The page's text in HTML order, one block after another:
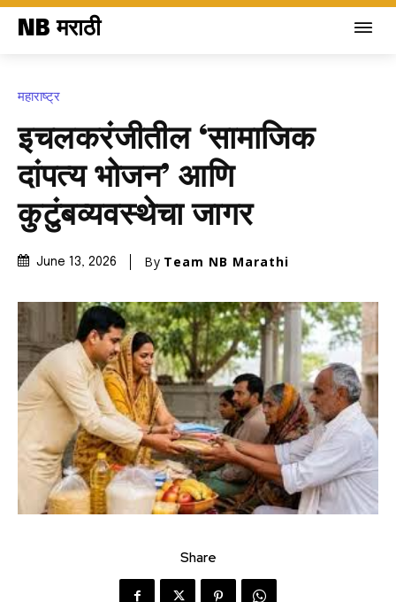
NB मराठी
महाराष्ट्र
इचलकरंजीतील ‘सामाजिक
दांपत्य भोजन’ आणि
कुटुंबव्यवस्थेचा जागर
June 13, 2026 By Team NB Marathi
Share